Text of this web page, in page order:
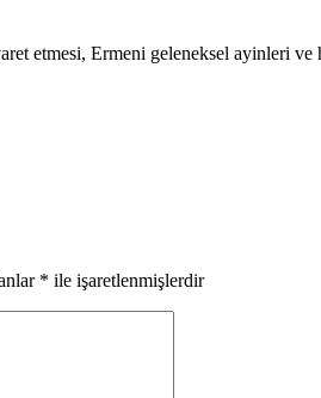
etmesi, Ermeni geleneksel ayinleri
* ile işaretlenmişlerdir